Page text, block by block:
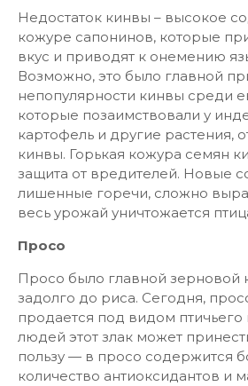
Недостаток кинвы – высокое
кожуре сапонинов, которые
вкус и приводят к онемению
Возможно, это было главной
непопулярности кинвы среди
которые позаимствовали у
картофель и другие растения,
кинвы. Горькая кожура семян
защита от вредителей. Новые
лишенные горечи, сложно
весь урожай уничтожается
Просо
Просо было главной зерновой
задолго до риса. Сегодня,
продается под видом
людей этот злак может
пользу — в просо содержится
количество антиоксидантов и